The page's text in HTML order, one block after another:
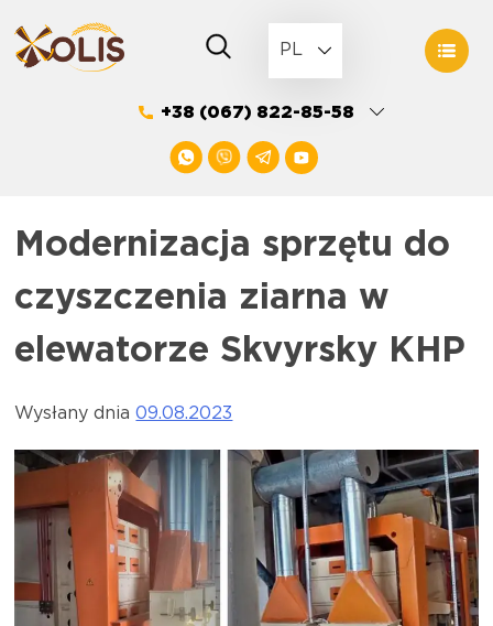
to
content
PL
+38 (067) 822-85-58
Modernizacja sprzętu do
czyszczenia ziarna w
elewatorze Skvyrsky KHP
Wysłany dnia09.08.2023